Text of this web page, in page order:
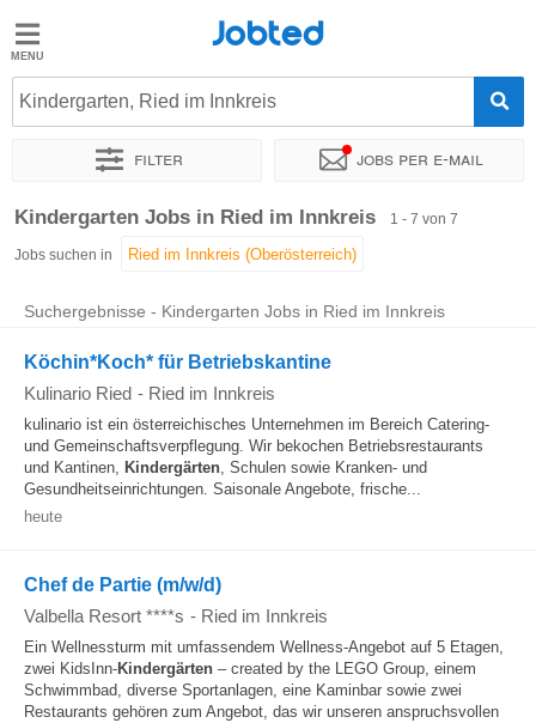
Jobted
Jobs
Jobted
Kindergarten, Ried im Innkreis
Filter Jobs per e-mail
Sortieren nach Genauer Standort
Kindergarten Jobs in Ried im Innkreis 1 - 7 von 7
Jobs suchen in
Suchergebnisse - Kindergarten Jobs in Ried im Innkreis
Köchin*Koch* für Betriebskantine
Kulinario Ried - Ried im Innkreis
kulinario ist ein österreichisches Unternehmen im Bereich Catering-
und Gemeinschaftsverpflegung. Wir bekochen Betriebsrestaurants
und Kantinen, Kindergärten, Schulen sowie Kranken- und
Gesundheitseinrichtungen. Saisonale Angebote, frische...
heute
Chef de Partie (m/w/d)
Valbella Resort ****s - Ried im Innkreis
Ein Wellnessturm mit umfassendem Wellness-Angebot auf 5 Etagen,
zwei KidsInn-Kindergärten – created by the LEGO Group, einem
Schwimmbad, diverse Sportanlagen, eine Kaminbar sowie zwei
Restaurants gehören zum Angebot, das wir unseren anspruchsvollen